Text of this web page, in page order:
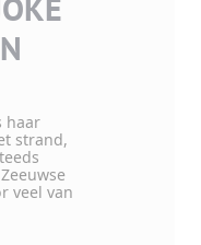
haar
strand,
veel van